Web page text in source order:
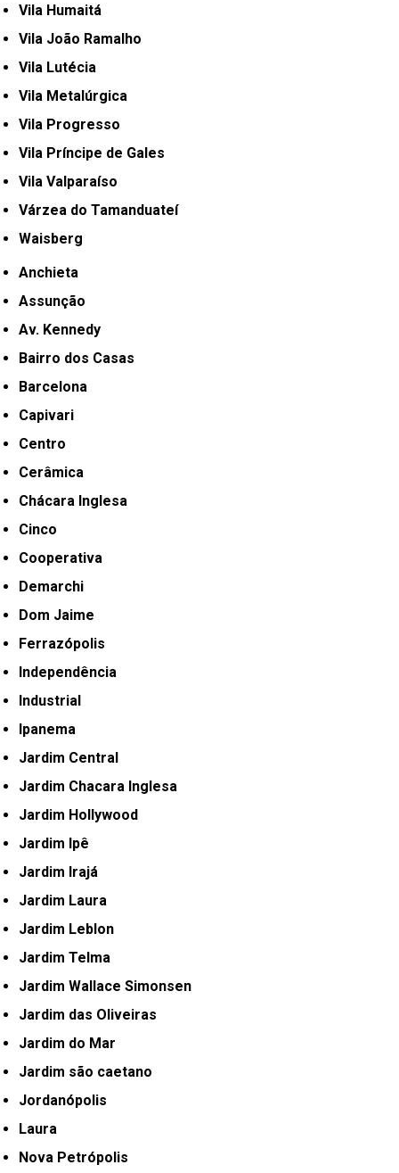
Vila Humaitá
Vila João Ramalho
Vila Lutécia
Vila Metalúrgica
Vila Progresso
Vila Príncipe de Gales
Vila Valparaíso
Várzea do Tamanduateí
Waisberg
Anchieta
Assunção
Av. Kennedy
Bairro dos Casas
Barcelona
Capivari
Centro
Cerâmica
Chácara Inglesa
Cinco
Cooperativa
Demarchi
Dom Jaime
Ferrazópolis
Independência
Industrial
Ipanema
Jardim Central
Jardim Chacara Inglesa
Jardim Hollywood
Jardim Ipê
Jardim Irajá
Jardim Laura
Jardim Leblon
Jardim Telma
Jardim Wallace Simonsen
Jardim das Oliveiras
Jardim do Mar
Jardim são caetano
Jordanópolis
Laura
Nova Petrópolis